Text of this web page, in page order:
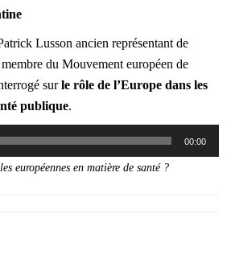
Lusson ancien représentant de
du Mouvement européen de
surle rôle de l’Europe dans les
publique.
00:00
européennes en matière de santé ?